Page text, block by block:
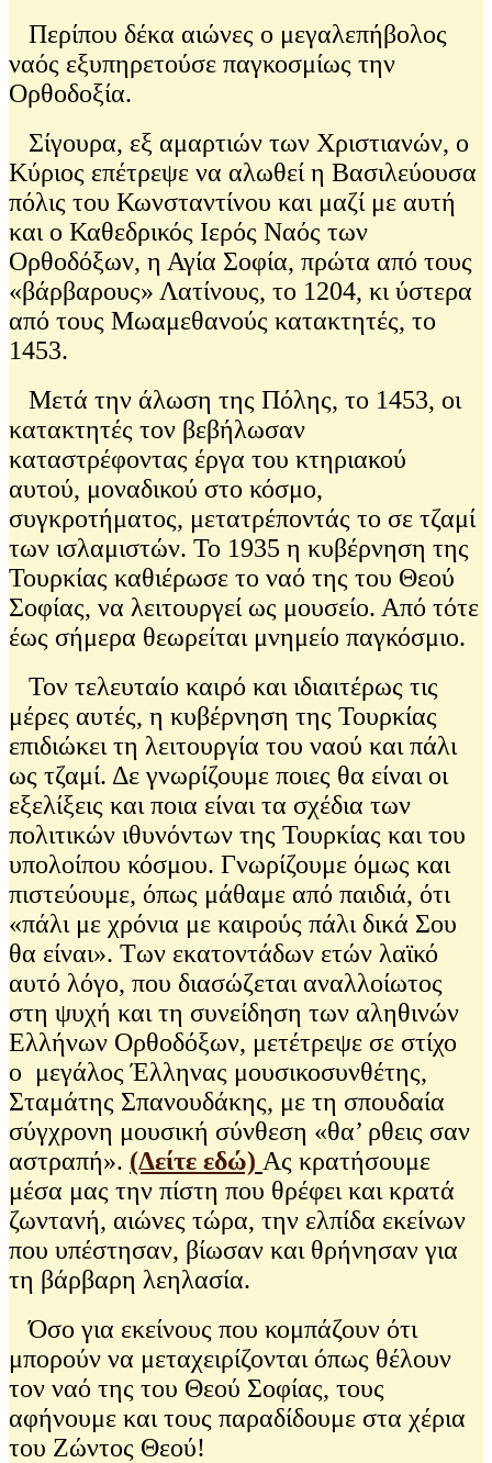
Περίπου δέκα αιώνες ο μεγαλεπήβολος
ναός εξυπηρετούσε παγκοσμίως την
Ορθοδοξία.
Σίγουρα, εξ αμαρτιών των Χριστιανών, ο
Κύριος επέτρεψε να αλωθεί η Βασιλεύουσα
πόλις του Κωνσταντίνου και μαζί με αυτή
και ο Καθεδρικός Ιερός Ναός των
Ορθοδόξων, η Αγία Σοφία, πρώτα από τους
«βάρβαρους» Λατίνους, το 1204, κι ύστερα
από τους Μωαμεθανούς κατακτητές, το
1453.
Μετά την άλωση της Πόλης, το 1453, οι
κατακτητές τον βεβήλωσαν
καταστρέφοντας έργα του κτηριακού
αυτού, μοναδικού στο κόσμο,
συγκροτήματος, μετατρέποντάς το σε τζαμί
των ισλαμιστών. Το 1935 η κυβέρνηση της
Τουρκίας καθιέρωσε το ναό της του Θεού
Σοφίας, να λειτουργεί ως μουσείο. Από τότε
έως σήμερα θεωρείται μνημείο παγκόσμιο.
Τον τελευταίο καιρό και ιδιαιτέρως τις
μέρες αυτές, η κυβέρνηση της Τουρκίας
επιδιώκει τη λειτουργία του ναού και πάλι
ως τζαμί. Δε γνωρίζουμε ποιες θα είναι οι
εξελίξεις και ποια είναι τα σχέδια των
πολιτικών ιθυνόντων της Τουρκίας και του
υπολοίπου κόσμου. Γνωρίζουμε όμως και
πιστεύουμε, όπως μάθαμε από παιδιά, ότι
«πάλι με χρόνια με καιρούς πάλι δικά Σου
θα είναι». Των εκατοντάδων ετών λαϊκό
αυτό λόγο, που διασώζεται αναλλοίωτος
στη ψυχή και τη συνείδηση των αληθινών
Ελλήνων Ορθοδόξων, μετέτρεψε σε στίχο
ο μεγάλος Έλληνας μουσικοσυνθέτης,
Σταμάτης Σπανουδάκης, με τη σπουδαία
σύγχρονη μουσική σύνθεση «θα’ ρθεις σαν
αστραπή». (Δείτε εδώ) Ας κρατήσουμε
μέσα μας την πίστη που θρέφει και κρατά
ζωντανή, αιώνες τώρα, την ελπίδα εκείνων
που υπέστησαν, βίωσαν και θρήνησαν για
τη βάρβαρη λεηλασία.
Όσο για εκείνους που κομπάζουν ότι
μπορούν να μεταχειρίζονται όπως θέλουν
τον ναό της του Θεού Σοφίας, τους
αφήνουμε και τους παραδίδουμε στα χέρια
του Ζώντος Θεού!